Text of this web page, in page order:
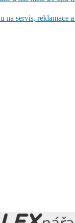
na servis, reklamace